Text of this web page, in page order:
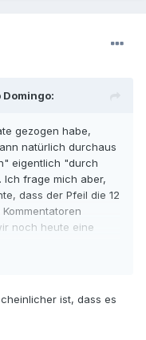
Domingo:
gezogen habe,
natürlich durchaus
eigentlich "durch
Ich frage mich aber,
dass der Pfeil die 12
noch heute eine
und dass der Dichter
ist, dass es